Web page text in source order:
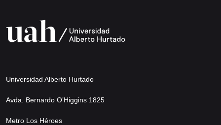
Universidad Alberto Hurtado
Avda. Bernardo O’Higgins 1825
Metro Los Héroes